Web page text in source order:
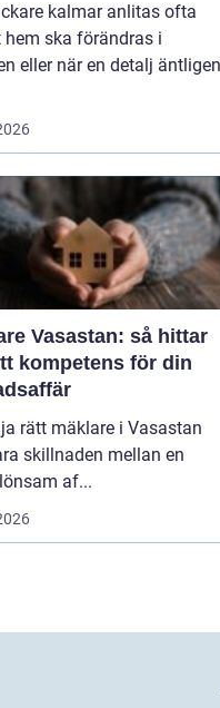
kalmar anlitas ofta
hem ska förändras i
Vasastan: så hittar
kompetens för din
rätt mäklare i Vasastan
skillnaden mellan en
af...